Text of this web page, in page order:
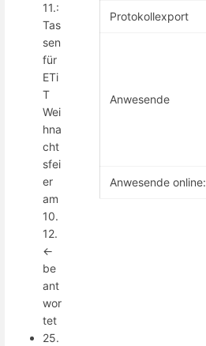
Protokollexport
Anwesende
Anwesende online:
11.:
Tas
sen
für
ETi
T
Wei
hna
cht
sfei
er
am
10.
12.
<-
be
ant
wor
tet
25.